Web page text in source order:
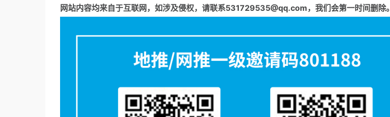
网站内容均来自于互联网，如涉及侵权，请联系531729535@qq.com，我们会第一时间删除。